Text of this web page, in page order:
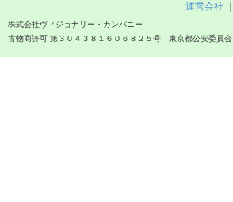
運営会社
株式会社ヴィジョナリー・カンパニー
古物商許可 第３０４３８１６０６８２５号 東京都公安委員会